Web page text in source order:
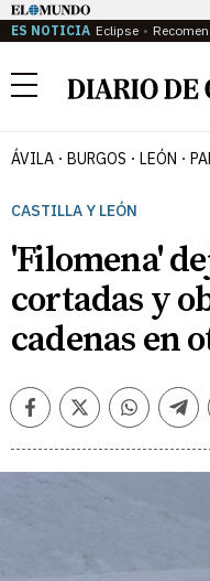
ES NOTICIA Eclipse
Menú
ÁVILA BURGOS LEÓN
CASTILLA Y LEÓN
'Filomena'
cortadas y
cadenas en
FacebookTwitterWhatsapp